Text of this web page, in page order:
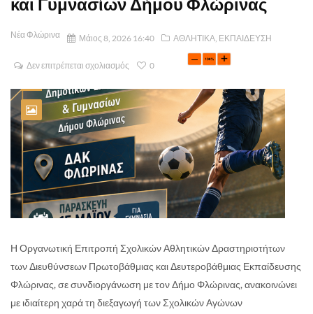
Νέα Φλώρινα Μάιος 8, 2026 16:40 ΑΘΛΗΤΙΚΑ ΕΚΠΑΙΔΕΥΣΗ
Δεν επιτρέπεται σχολιασμός 0
Η Οργανωτική Επιτροπή Σχολικών Αθλητικών Δραστηριοτήτων
των Διευθύνσεων Πρωτοβάθμιας και Δευτεροβάθμιας Εκπαίδευσης
Φλώρινας, σε συνδιοργάνωση με τον Δήμο Φλώρινας, ανακοινώνει
με ιδιαίτερη χαρά τη διεξαγωγή των Σχολικών Αγώνων